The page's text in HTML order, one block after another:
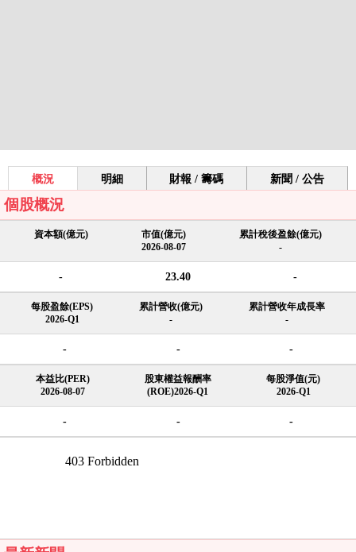
概況 明細 財報 / 籌碼 新聞 / 公告
個股概況
資本額(億元)
市值(億元)
2026-08-07
累計稅後盈餘(億元)
-
- 23.40 -
每股盈餘(EPS)
2026-Q1
累計營收(億元)
-
累計營收年成長率
-
- - -
本益比(PER)
2026-08-07
股東權益報酬率
(ROE)2026-Q1
每股淨值(元)
2026-Q1
- - -